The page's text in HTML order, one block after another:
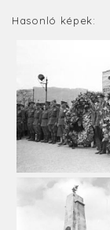
Hasonló képek: